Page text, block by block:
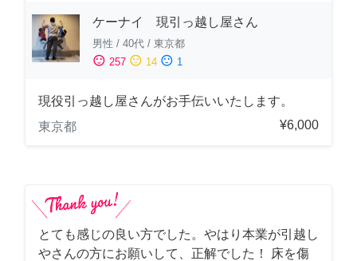
ケーナイ 現引っ越し屋さん
男性 / 40代 / 東京都
sentiment_satisfied 257 sentiment_neutral 14 sentiment_dissatisfied 1
現役引っ越し屋さんがお手伝いいたします。
東京都
¥6,000
とても感じの良い方でした。やはり本業が引越し
やさんの方にお願いして、正解でした！ 床を傷